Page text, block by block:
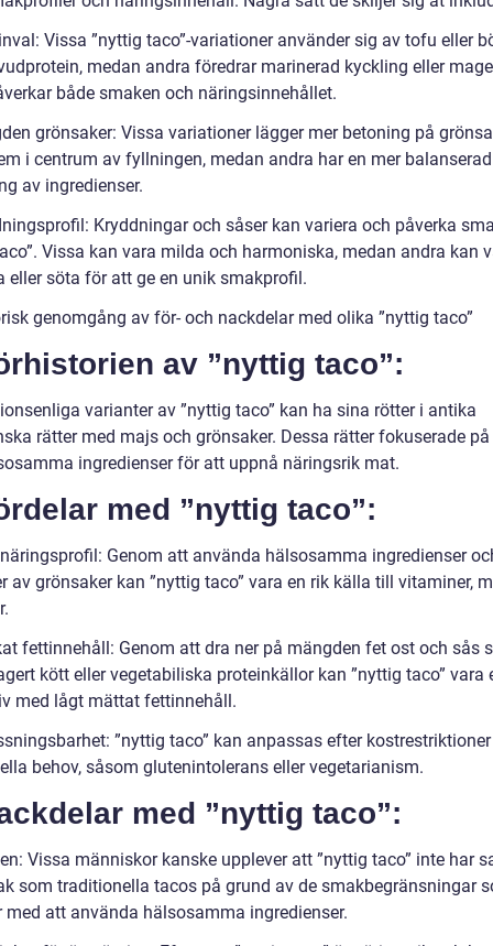
Vissa ”nyttig taco”-variationer använder sig av tofu eller
medan andra föredrar marinerad kyckling eller
både smaken och näringsinnehållet.
grönsaker: Vissa variationer lägger mer betoning på
i centrum av fyllningen, medan andra har en mer balanserad
av ingredienser.
Kryddningar och såser kan variera och påverka
Vissa kan vara milda och harmoniska, medan andra kan
eller söta för att ge en unik smakprofil.
genomgång av för- och nackdelar med olika ”nyttig taco”
av ”nyttig taco”:
varianter av ”nyttig taco” kan ha sina rötter i antika
rätter med majs och grönsaker. Dessa rätter fokuserade
ingredienser för att uppnå näringsrik mat.
med ”nyttig taco”:
Genom att använda hälsosamma ingredienser
av grönsaker kan ”nyttig taco” vara en rik källa till vitaminer,
fettinnehåll: Genom att dra ner på mängden fet ost och sås
kött eller vegetabiliska proteinkällor kan ”nyttig taco” vara
med lågt mättat fettinnehåll.
”nyttig taco” kan anpassas efter
behov, såsom glutenintolerans eller vegetarianism.
med ”nyttig taco”:
Vissa människor kanske upplever att ”nyttig taco” inte har
som traditionella tacos på grund av de smakbegränsningar
med att använda hälsosamma ingredienser.